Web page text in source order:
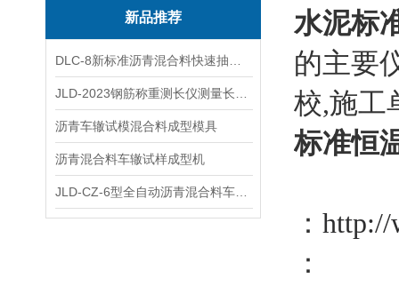
新品推荐
沥青车辙试模混合料成型模具
沥青混合料车辙试样成型机
水泥标
的主要
校,施工
标准恒
： http://
：